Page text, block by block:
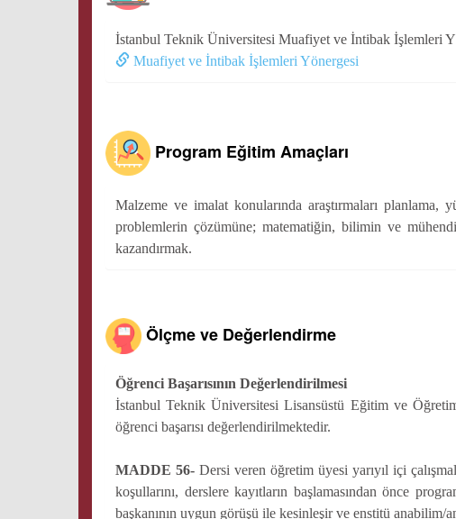
İstanbul Teknik Üniversitesi Muafiyet ve İntibak İşlemleri
Muafiyet ve İntibak İşlemleri Yönergesi
Program Eğitim Amaçları
Malzeme ve imalat konularında araştırmaları planlama,
problemlerin çözümüne; matematiğin, bilimin ve
kazandırmak.
Ölçme ve Değerlendirme
Öğrenci Başarısının Değerlendirilmesi
İstanbul Teknik Üniversitesi Lisansüstü Eğitim ve
öğrenci başarısı değerlendirilmektedir.
MADDE 56- Dersi veren öğretim üyesi yarıyıl içi
koşullarını, derslere kayıtların başlamasından önce
başkanının uygun görüşü ile kesinleşir ve enstitü